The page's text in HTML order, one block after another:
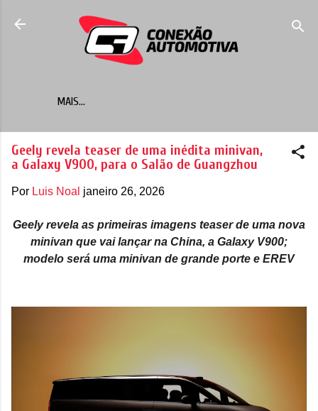
Pular para o conteúdo principal
MAIS…
Geely revela teaser de uma inédita minivan,
a Galaxy V900, para o Salão de Guangzhou
Por Luis Noal janeiro 26, 2026
Geely revela as primeiras imagens teaser de uma nova
minivan que vai lançar na China, a Galaxy V900;
modelo será uma minivan de grande porte e EREV